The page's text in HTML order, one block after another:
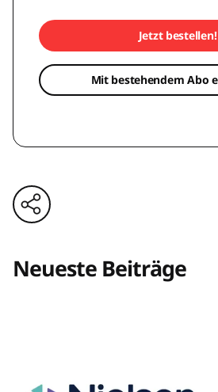
Jetzt bestellen!
Mit bestehendem Abo
Neueste Beiträge